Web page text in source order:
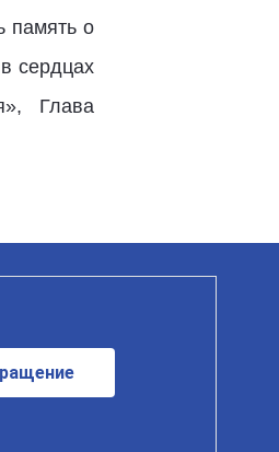
память о
сердцах
Глава